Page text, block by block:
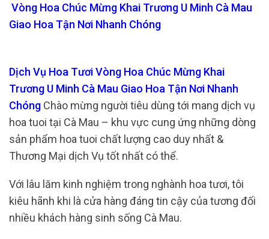
Vòng Hoa Chúc Mừng Khai Trương U Minh Cà Mau
Giao Hoa Tận Nơi Nhanh Chóng
Dịch Vụ Hoa Tươi Vòng Hoa Chúc Mừng Khai
Trương U Minh Cà Mau Giao Hoa Tận Nơi Nhanh
Chóng Chào mừng người tiêu dùng tới mang dịch vụ
hoa tuoi tại Cà Mau – khu vực cung ứng những dòng
sản phẩm hoa tuoi chất lượng cao duy nhất &
Thương Mại dịch Vụ tốt nhất có thể.
Với lâu lăm kinh nghiệm trong nghành hoa tươi, tôi
kiêu hãnh khi là cửa hàng đáng tin cậy của tương đối
nhiều khách hàng sinh sống Cà Mau.